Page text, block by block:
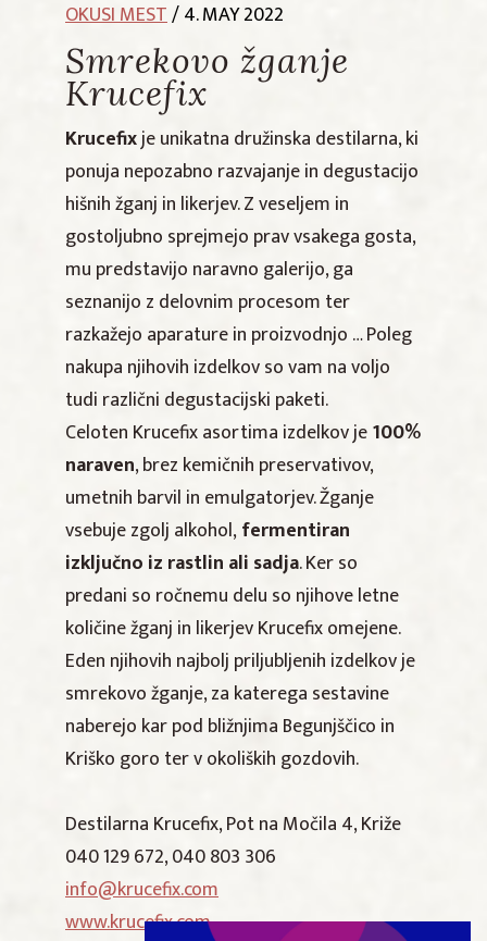
OKUSI MEST/ 4. MAY 2022
Smrekovo žganje
Krucefix
Krucefixje unikatna družinska destilarna, ki
ponuja nepozabno razvajanje in degustacijo
hišnih žganj in likerjev. Z veseljem in
gostoljubno sprejmejo prav vsakega gosta,
mu predstavijo naravno galerijo, ga
seznanijo z delovnim procesom ter
razkažejo aparature in proizvodnjo … Poleg
nakupa njihovih izdelkov so vam na voljo
tudi različni degustacijski paketi.
Celoten Krucefix asortima izdelkov je100%
naraven, brez kemičnih preservativov,
umetnih barvil in emulgatorjev. Žganje
vsebuje zgolj alkohol,fermentiran
izključno iz rastlin ali sadja. Ker so
predani so ročnemu delu so njihove letne
količine žganj in likerjev Krucefix omejene.
Eden njihovih najbolj priljubljenih izdelkov je
smrekovo žganje, za katerega sestavine
naberejo kar pod bližnjima Begunjščico in
Kriško goro ter v okoliških gozdovih.
Destilarna Krucefix, Pot na Močila 4, Križe
040 129 672, 040 803 306
info@krucefix.com
www.krucefix.com